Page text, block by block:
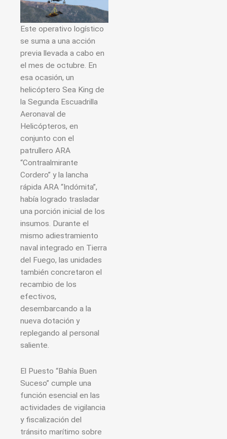
Este operativo logístico
se suma a una acción
previa llevada a cabo en
el mes de octubre. En
esa ocasión, un
helicóptero Sea King de
la Segunda Escuadrilla
Aeronaval de
Helicópteros, en
conjunto con el
patrullero ARA
“Contraalmirante
Cordero” y la lancha
rápida ARA “Indómita”,
había logrado trasladar
una porción inicial de los
insumos. Durante el
mismo adiestramiento
naval integrado en Tierra
del Fuego, las unidades
también concretaron el
recambio de los
efectivos,
desembarcando a la
nueva dotación y
replegando al personal
saliente.
El Puesto “Bahía Buen
Suceso” cumple una
función esencial en las
actividades de vigilancia
y fiscalización del
tránsito marítimo sobre